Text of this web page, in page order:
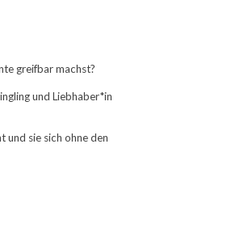
greifbar machst?
und Liebhaber*in
und sie sich ohne den